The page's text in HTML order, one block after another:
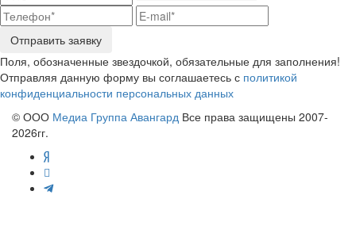
Отправить заявку
Поля, обозначенные звездочкой, обязательные для заполнения!
Отправляя данную форму вы соглашаетесь с политикой
конфиденциальности персональных данных
© ООО Медиа Группа Авангард Все права защищены 2007-
2026гг.